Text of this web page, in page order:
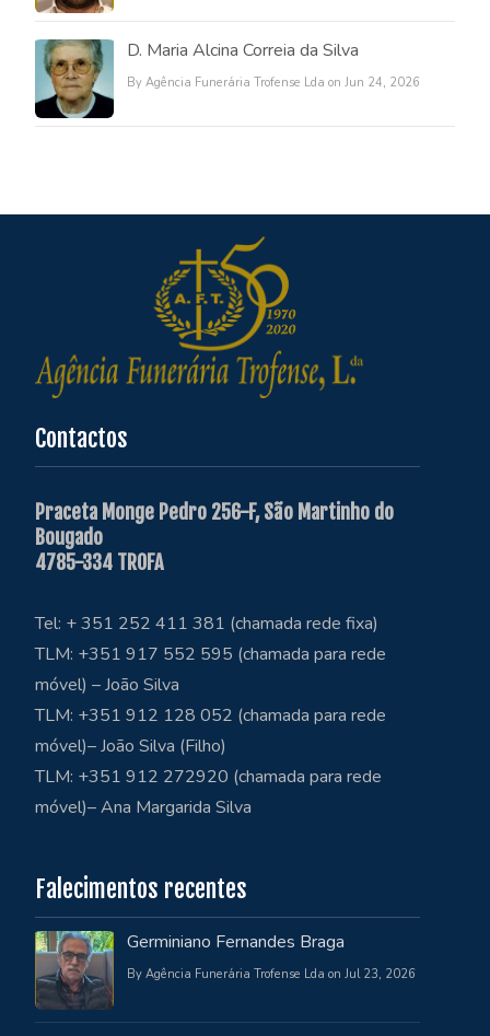
D. Maria Alcina Correia da Silva
By Agência Funerária Trofense Lda on Jun 24, 2026
Contactos
Praceta Monge Pedro 256-F, São Martinho do
Bougado
4785-334 TROFA
Tel: + 351 252 411 381 (chamada rede fixa)
TLM: +351 917 552 595 (chamada para rede
móvel) – João Silva
TLM: +351 912 128 052 (chamada para rede
móvel)– João Silva (Filho)
TLM: +351 912 272920 (chamada para rede
móvel)– Ana Margarida Silva
Falecimentos recentes
Germiniano Fernandes Braga
By Agência Funerária Trofense Lda on Jul 23, 2026